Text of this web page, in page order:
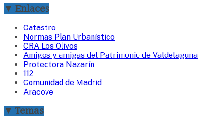
▼ Enlaces
Catastro
Normas Plan Urbanístico
CRA Los Olivos
Amigos y amigas del Patrimonio de Valdelaguna
Protectora Nazarín
112
Comunidad de Madrid
Aracove
▼ Temas